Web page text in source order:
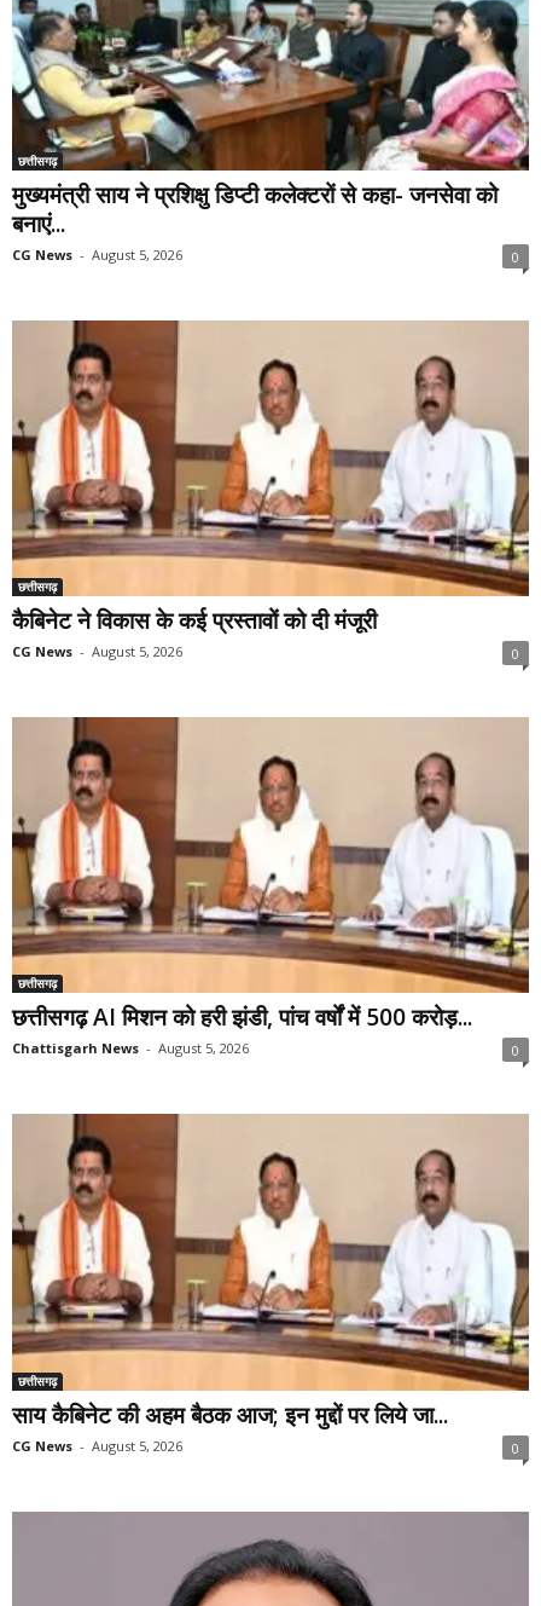
छत्तीसगढ़
मुख्यमंत्री साय ने प्रशिक्षु डिप्टी कलेक्टरों से कहा- जनसेवा को
बनाएं...
CG News - August 5, 2026 0
छत्तीसगढ़
कैबिनेट ने विकास के कई प्रस्तावों को दी मंजूरी
CG News - August 5, 2026 0
छत्तीसगढ़
छत्तीसगढ़ AI मिशन को हरी झंडी, पांच वर्षों में 500 करोड़...
Chattisgarh News - August 5, 2026 0
छत्तीसगढ़
साय कैबिनेट की अहम बैठक आज; इन मुद्दों पर लिये जा...
CG News - August 5, 2026 0